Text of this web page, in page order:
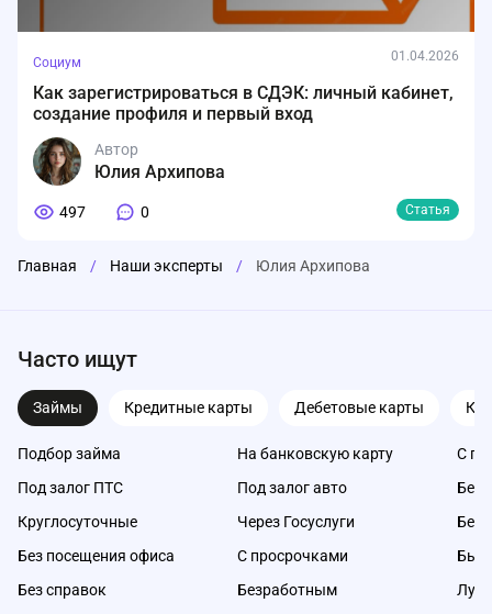
Социум 01.04.2026
Как зарегистрироваться в СДЭК: личный кабинет,
создание профиля и первый вход
Автор
Юлия Архипова
497 0 Статья
Главная / Наши эксперты / Юлия Архипова
Часто ищут
Займы Кредитные карты Дебетовые карты
Подбор займа
Под залог ПТС
Круглосуточные
Без посещения офиса
Без справок
На банковскую карту
Под залог авто
Через Госуслуги
С просрочками
Безработным
С
Без
Без